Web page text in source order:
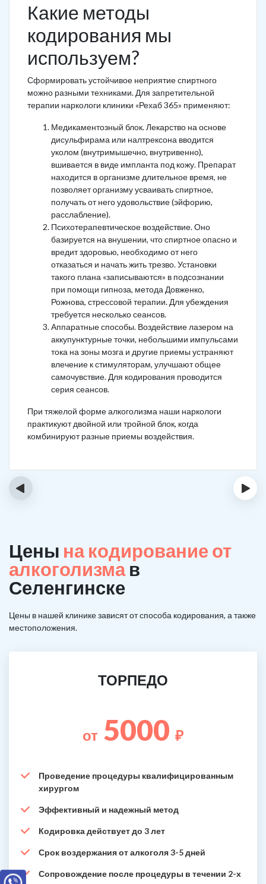
Какие методы
кодирования мы
используем?
Сформировать устойчивое неприятие спиртного
можно разными техниками. Для запретительной
терапии наркологи клиники «Рехаб 365» применяют:
Медикаментозный блок. Лекарство на основе
дисульфирама или налтрексона вводится
уколом (внутримышечно, внутривенно),
вшивается в виде импланта под кожу. Препарат
находится в организме длительное время, не
позволяет организму усваивать спиртное,
получать от него удовольствие (эйфорию,
расслабление).
Психотерапевтическое воздействие. Оно
базируется на внушении, что спиртное опасно и
вредит здоровью, необходимо от него
отказаться и начать жить трезво. Установки
такого плана «записываются» в подсознании
при помощи гипноза, метода Довженко,
Рожнова, стрессовой терапии. Для убеждения
требуется несколько сеансов.
Аппаратные способы. Воздействие лазером на
аккупунктурные точки, небольшими импульсами
тока на зоны мозга и другие приемы устраняют
влечение к стимуляторам, улучшают общее
самочувствие. Для кодирования проводится
серия сеансов.
При тяжелой форме алкоголизма наши наркологи
практикуют двойной или тройной блок, когда
комбинируют разные приемы воздействия.
‹ ›
Цены на кодирование от
алкоголизмав
Селенгинске
Цены в нашей клинике зависят от способа кодирования, а также
местоположения.
ТОРПЕДО
от 5000 ₽
Проведение процедуры квалифицированным
хирургом
Эффективный и надежный метод
Кодировка действует до 3 лет
Срок воздержания от алкоголя 3-5 дней
Сопровождение после процедуры в течении 2-х